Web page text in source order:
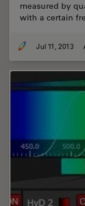
measured by
with a certain
Jul 11, 2013